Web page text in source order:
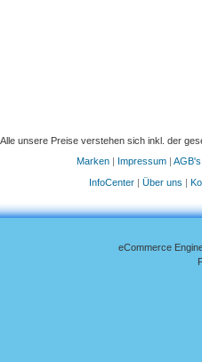
Alle unsere Preise verstehen sich inkl. der
Marken| Impressum| AGB's
InfoCenter | Über uns |
eCommerce